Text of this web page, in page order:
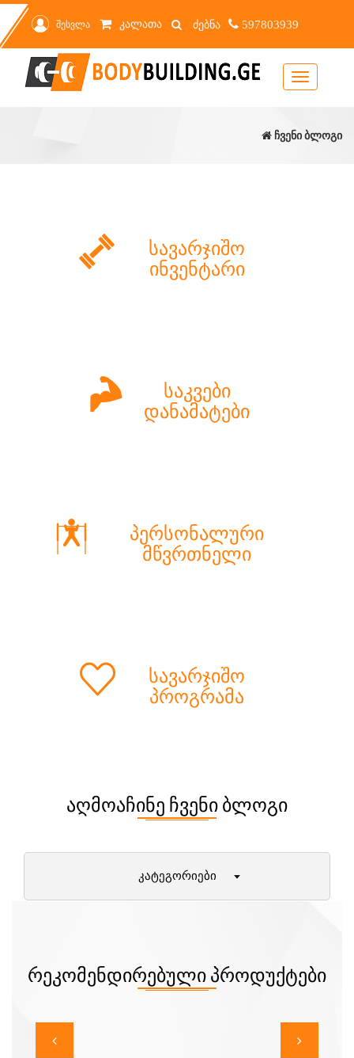
შესვლა კალათა 597803939
Toggle
navigation
ჩვენი ბლოგი
სავარჯიშო
ინვენტარი
საკვები
დანამატები
პერსონალური
მწვრთნელი
სავარჯიშო
პროგრამა
ᲐᲦᲛᲝᲐᲩᲘᲜᲔ ᲩᲕᲔᲜᲘ ᲑᲚᲝᲒᲘ
ᲙᲐᲢᲔᲒᲝᲠᲘᲔᲑᲘ
მამაკაცები
მეცნიერული ექსპერიმენტები
ᲠᲔᲙᲝᲛᲔᲜᲓᲘᲠᲔᲑᲣᲚᲘ ᲞᲠᲝᲓᲣᲥᲢᲔᲑᲘ